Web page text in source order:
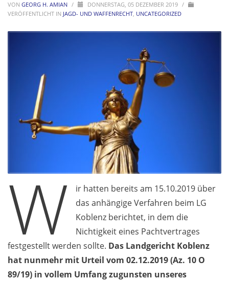
VON GEORG H. AMIAN / DONNERSTAG, 05 DEZEMBER 2019 /
VERÖFFENTLICHT IN JAGD- UND WAFFENRECHT, UNCATEGORIZED
W
ir hatten bereits am 15.10.2019 über
das anhängige Verfahren beim LG
Koblenz berichtet, in dem die
Nichtigkeit eines Pachtvertrages
festgestellt werden sollte. Das Landgericht Koblenz
hat nunmehr mit Urteil vom 02.12.2019 (Az. 10 O
89/19) in vollem Umfang zugunsten unseres